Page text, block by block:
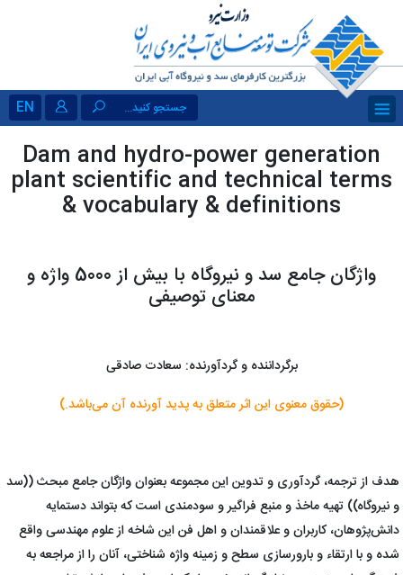
EN جستجو کنید...
Dam and hydro-power generation
plant scientific and technical terms
& vocabulary & definitions
واژگان جامع سد و نیروگاه با بیش از 5000 واژه و
معنای توصیفی
برگرداننده و گردآورنده: سعادت صادقی
(حقوق معنوی این اثر متعلق به پدید آورنده آن می‌باشد.)
هدف از ترجمه، گردآوری و تدوین این مجموعه بعنوان واژگان جامع مبحث ((سد
و نیروگاه)) تهیه ماخذ و منبع فراگیر و سودمندی است که بتواند دستمایه
دانش‌پژوهان، کاربران و علاقمندان و اهل فن این شاخه از علوم مهندسی واقع
شده و با ارتقاء و بارورسازی سطح و زمینه واژه شناختی، آنان را از مراجعه به